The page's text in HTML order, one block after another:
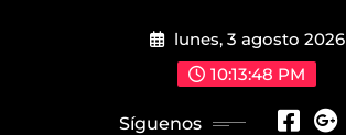
lunes, 3 agosto 2026
10:13:49 PM
Síguenos